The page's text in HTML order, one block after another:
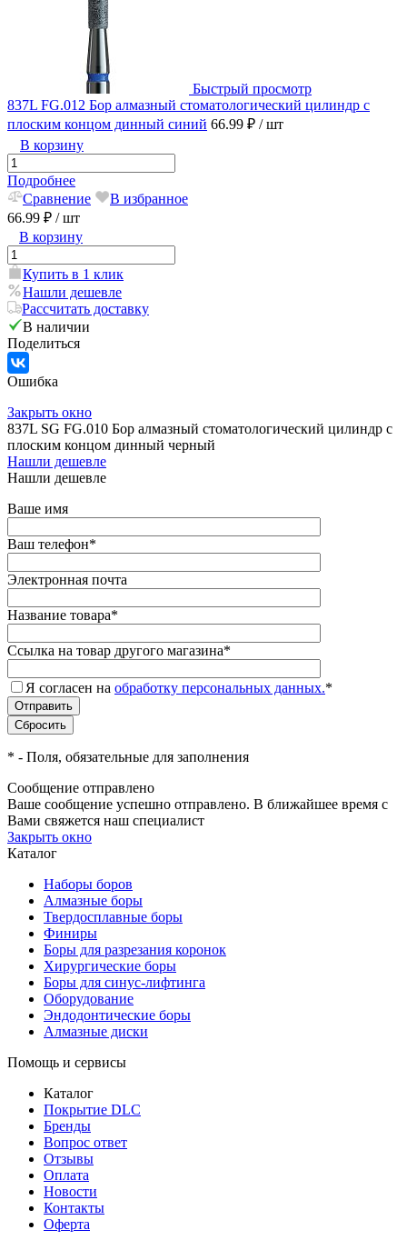
Быстрый просмотр
837L FG.012 Бор алмазный стоматологический цилиндр с
плоским концом динный синий 66.99 ₽ / шт
В корзину
Подробнее
Сравнение
В избранное
66.99 ₽ / шт
В корзину
Купить в 1 клик
Нашли дешевле
Рассчитать доставку
В наличии
Поделиться
Ошибка
Закрыть окно
837L SG FG.010 Бор алмазный стоматологический цилиндр с
плоским концом динный черный
Нашли дешевле
Нашли дешевле
Ваше имя
Ваш телефон*
Электронная почта
Название товара*
Ссылка на товар другого магазина*
Я согласен на обработку персональных данных.*
* - Поля, обязательные для заполнения
Сообщение отправлено
Ваше сообщение успешно отправлено. В ближайшее время с
Вами свяжется наш специалист
Закрыть окно
Каталог
Наборы боров
Алмазные боры
Твердосплавные боры
Финиры
Боры для разрезания коронок
Хирургические боры
Боры для синус-лифтинга
Оборудование
Эндодонтические боры
Алмазные диски
Помощь и сервисы
Каталог
Покрытие DLC
Бренды
Вопрос ответ
Отзывы
Оплата
Новости
Контакты
Оферта